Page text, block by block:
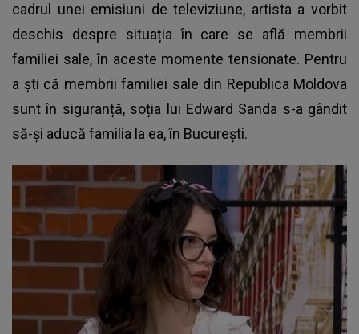
cadrul unei emisiuni de televiziune, artista a vorbit
deschis despre situația în care se află membrii
familiei sale, în aceste momente tensionate. Pentru
a ști că membrii familiei sale din Republica Moldova
sunt în siguranță, soția lui Edward Sanda s-a gândit
să-și aducă familia la ea, în București.